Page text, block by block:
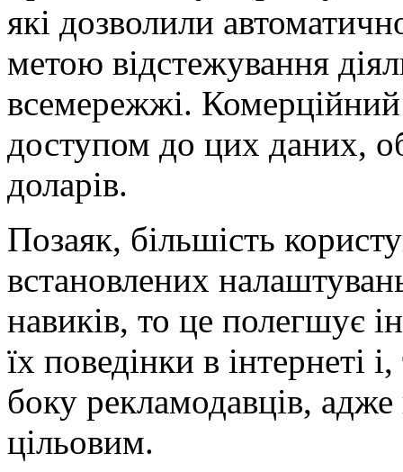
які дозволили
метою відстежування
всемережжі. Комерційний
доступом до цих даних,
доларів.
Позаяк, більшість
встановлених
навиків, то це полегшує
їх поведінки в інтернеті
боку рекламодавців,
цільовим.